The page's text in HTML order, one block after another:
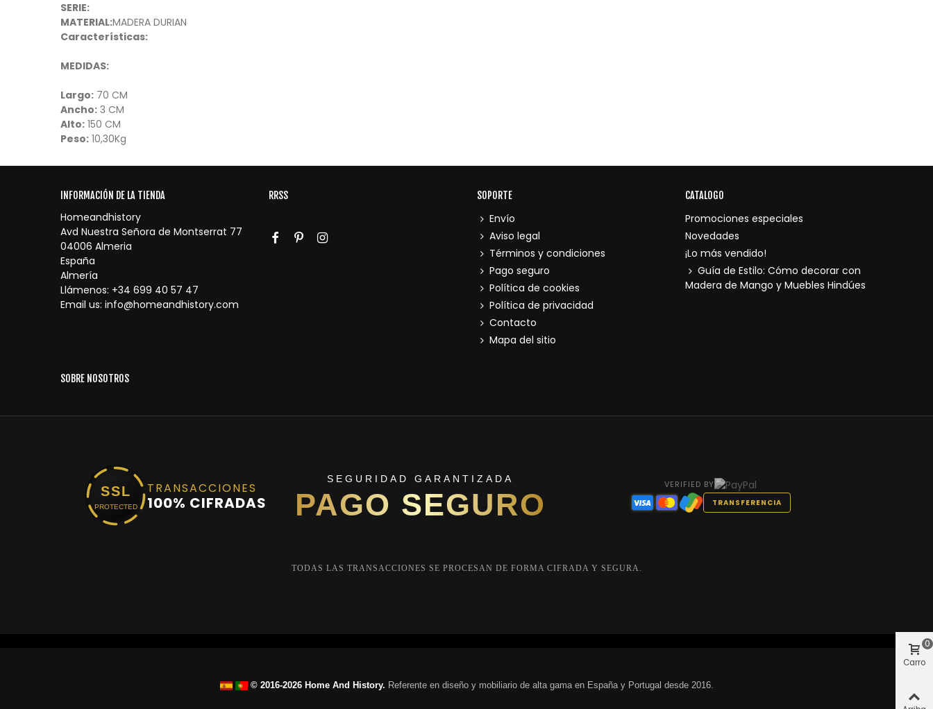
SERIE:
MATERIAL:MADERA DURIAN
Características:
MEDIDAS:
Largo: 70 CM
Ancho: 3 CM
Alto: 150 CM
Peso: 10,30Kg
INFORMACIÓN DE LA TIENDA
Homeandhistory
Avd Nuestra Señora de Montserrat 77
04006 Almeria
España
Almería
Llámenos: +34 699 40 57 47
Email us: info@homeandhistory.com
RRSS SOPORTE
Envío
Aviso legal
Términos y condiciones
Pago seguro
Política de cookies
Política de privacidad
Contacto
Mapa del sitio
CATALOGO
Promociones especiales
Novedades
¡Lo más vendido!
Guía de Estilo: Cómo decorar con
Madera de Mango y Muebles Hindúes
SOBRE NOSOTROS
SSL
PROTECTED
TRANSACCIONES
100% CIFRADAS
SEGURIDAD GARANTIZADA
PAGO SEGURO
VERIFIED BY
TRANSFERENCIA
TODAS LAS TRANSACCIONES SE PROCESAN DE FORMA CIFRADA Y SEGURA.
© 2016-2026 Home And History. Referente en diseño y mobiliario de alta gama en España y Portugal desde 2016.
Carro
0